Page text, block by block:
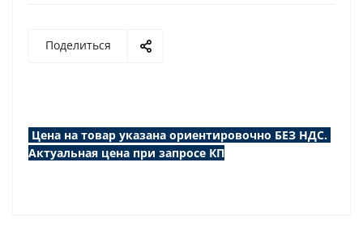
Поделиться
Цена на товар указана ориентировочно БЕЗ НДС.
Актуальная цена при запросе КП